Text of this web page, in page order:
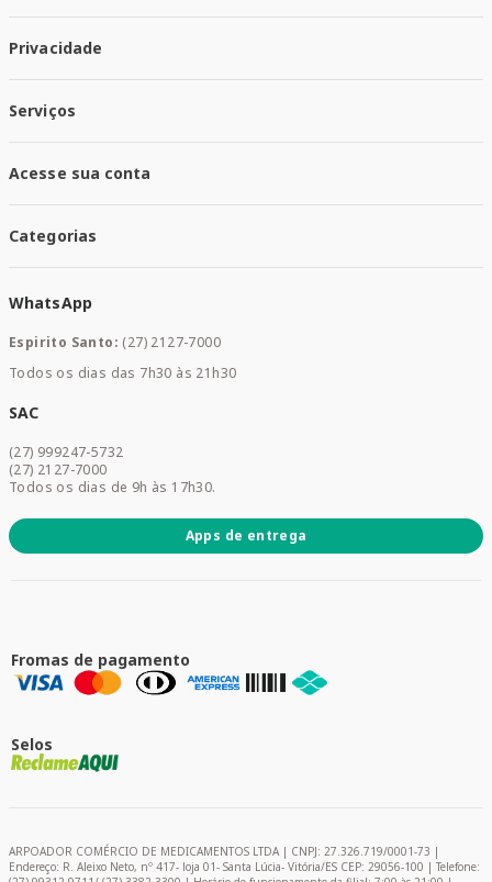
Trabalhe conosco
Responsabilidade Social
Nossas Lojas
Privacidade
Política de Entrega
Trocas e Devoluções
Serviços
Santa Mais Exames
Santa Mais Serviços
Santa Mais Convenios
Acesse sua conta
Meus Pedidos
Categorias
Saúde e Bem-estar
Mamães e Bebê
Dermocosméticos
Promoções
WhatsApp
Espirito Santo: (27) 2127-7000
Todos os dias das 7h30 às 21h30
SAC
(27) 999247-5732
(27) 2127-7000
Todos os dias de 9h às 17h30.
Apps de entrega
Fromas de pagamento
Selos
ARPOADOR COMÉRCIO DE MEDICAMENTOS LTDA | CNPJ: 27.326.719/0001-73 |
Endereço: R. Aleixo Neto, nº 417- loja 01- Santa Lúcia- Vitória/ES CEP: 29056-100 | Telefone: